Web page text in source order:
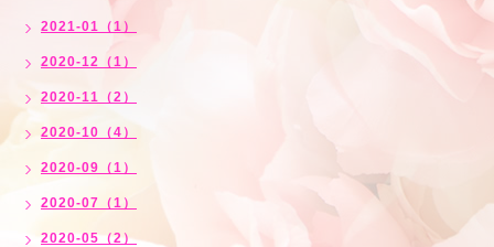
2021-01（1）
2020-12（1）
2020-11（2）
2020-10（4）
2020-09（1）
2020-07（1）
2020-05（2）